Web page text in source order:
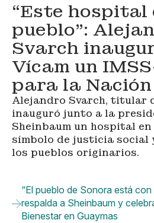
“Este hospital
pueblo”:
Svarch
Vícam un
para la
Alejandro Svarch, titular
inauguró junto a la
Sheinbaum un hospital en
símbolo de justicia social
los pueblos originarios.
“El pueblo de Sonora está
respalda a Sheinbaum y
Bienestar en Guaymas